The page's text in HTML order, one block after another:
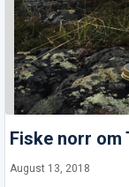
Fiske norr om
August 13, 2018